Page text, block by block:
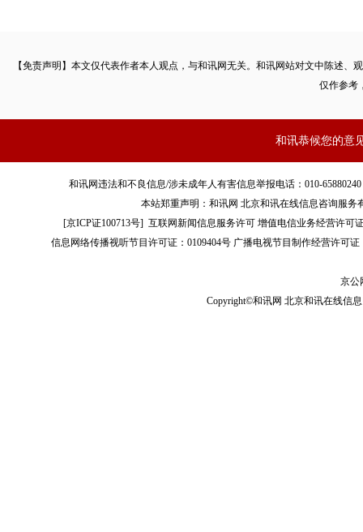
【免责声明】本文仅代表作者本人观点，与和讯网无关。和讯网站对文中陈述
仅作参考
和讯恭候您的意
和讯网违法和不良信息/涉未成年人有害信息举报电话：010-
本站郑重声明：和讯网 北京和讯在线信息咨询服
[京ICP证100713号]互联网新闻信息服务许可 增值电信业务经营许可
信息网络传播视听节目许可证：0109404号 广播电视节目制作经营许可证
京公
Copyright©和讯网 北京和讯在线信